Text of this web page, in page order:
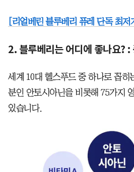
[리얼베린 블루베리 퓨레 단독 최저
2. 블루베리는 어디에 좋나요? :
세계 10대 헬스푸드 중 하나로 꼽히
분인 안토시아닌을 비롯해 75가지
있습니다.